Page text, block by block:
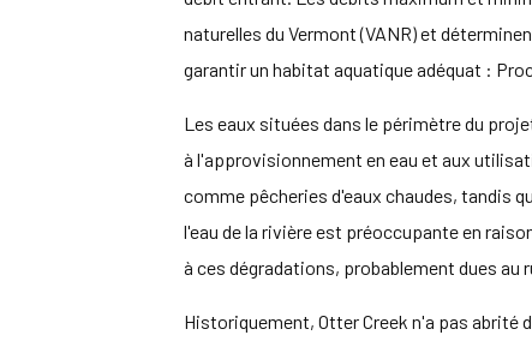
naturelles du Vermont (VANR) et
garantir un habitat aquatique adéquat :
Les eaux situées dans le périmètre du
à l'approvisionnement en eau et aux
comme pêcheries d'eaux chaudes, tandis
l'eau de la rivière est préoccupante en
à ces dégradations, probablement dues
Historiquement, Otter Creek n'a pas abrité